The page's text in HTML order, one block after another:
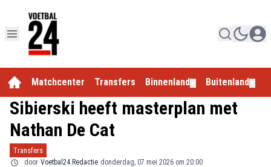
Matchcenter Transfers Binnenland Buitenland
Sibierski heeft masterplan met
Nathan De Cat
Transfers
door Voetbal24 Redactie donderdag, 07 mei 2026 om 20:00